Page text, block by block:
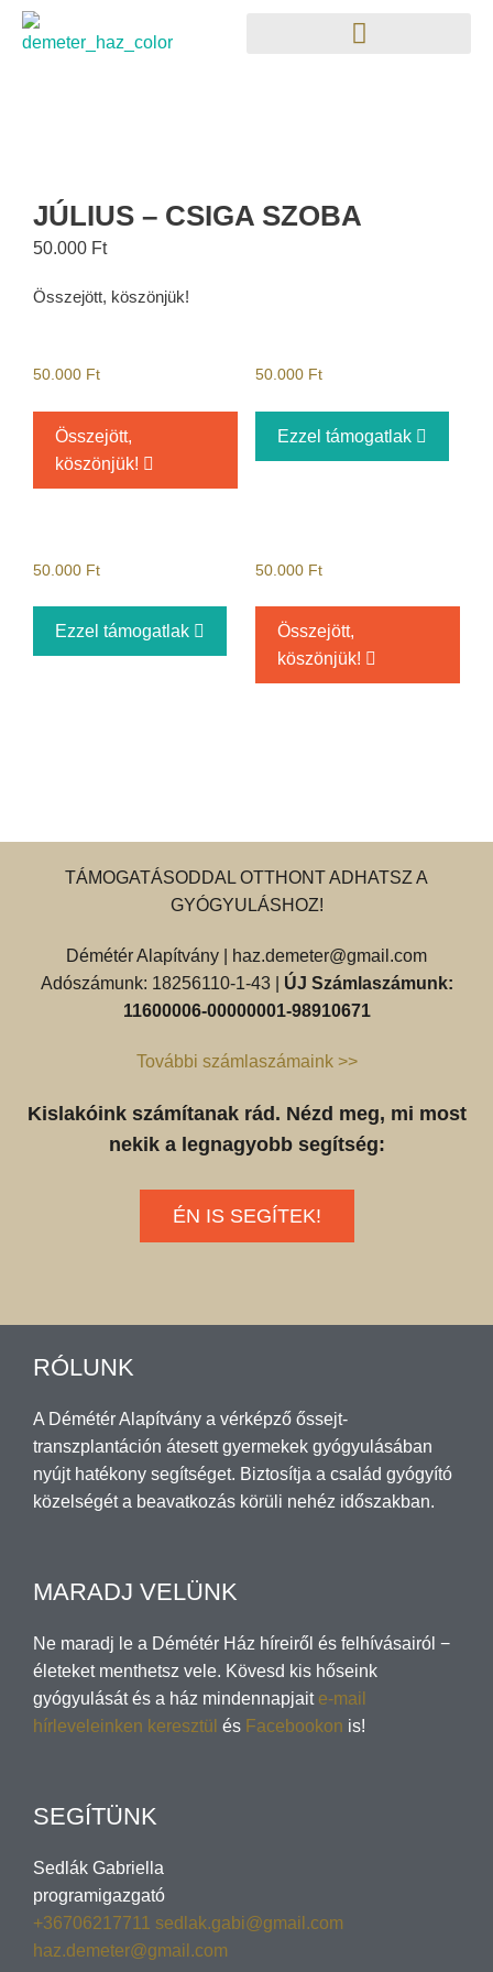
JÚLIUS – CSIGA SZOBA
50.000 Ft
Összejött, köszönjük!
50.000 Ft
Összejött,
köszönjük!
50.000 Ft
Ezzel támogatlak
50.000 Ft
Ezzel támogatlak
50.000 Ft
Összejött,
köszönjük!
TÁMOGATÁSODDAL OTTHONT ADHATSZ A
GYÓGYULÁSHOZ!
Démétér Alapítvány |
haz.demeter@gmail.com
Adószámunk: 18256110-1-43 | ÚJ Számlaszámunk:
11600006-00000001-98910671
További számlaszámaink >>
Kislakóink számítanak rád. Nézd meg, mi most
nekik a legnagyobb segítség:
ÉN IS SEGÍTEK!
RÓLUNK
A Démétér Alapítvány a vérképző őssejt-
transzplantáción átesett gyermekek gyógyulásában
nyújt hatékony segítséget. Biztosítja a család gyógyító
közelségét a beavatkozás körüli nehéz időszakban.
MARADJ VELÜNK
Ne maradj le a Démétér Ház híreiről és felhívásairól −
életeket menthetsz vele. Kövesd kis hőseink
gyógyulását és a ház mindennapjait e-mail
hírleveleinken keresztül és Facebookon is!
SEGÍTÜNK
Sedlák Gabriella
programigazgató
+36706217711 sedlak.gabi@gmail.com
haz.demeter@gmail.com